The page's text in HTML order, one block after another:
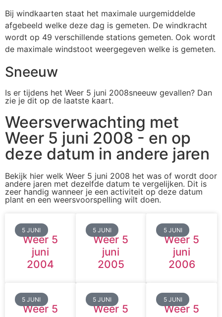
Bij windkaarten staat het maximale uurgemiddelde
afgebeeld welke deze dag is gemeten. De windkracht
wordt op 49 verschillende stations gemeten. Ook wordt
de maximale windstoot weergegeven welke is gemeten.
Sneeuw
Is er tijdens het Weer 5 juni 2008sneeuw gevallen? Dan
zie je dit op de laatste kaart.
Weersverwachting met
Weer 5 juni 2008 - en op
deze datum in andere jaren
Bekijk hier welk Weer 5 juni 2008 het was of wordt door
andere jaren met dezelfde datum te vergelijken. Dit is
zeer handig wanneer je een activiteit op deze datum
plant en een weersvoorspelling wilt doen.
5 JUNI
Weer 5
juni
2004
5 JUNI
Weer 5
juni
2005
5 JUNI
Weer 5
juni
2006
5 JUNI
Weer 5
5 JUNI
Weer 5
5 JUNI
Weer 5